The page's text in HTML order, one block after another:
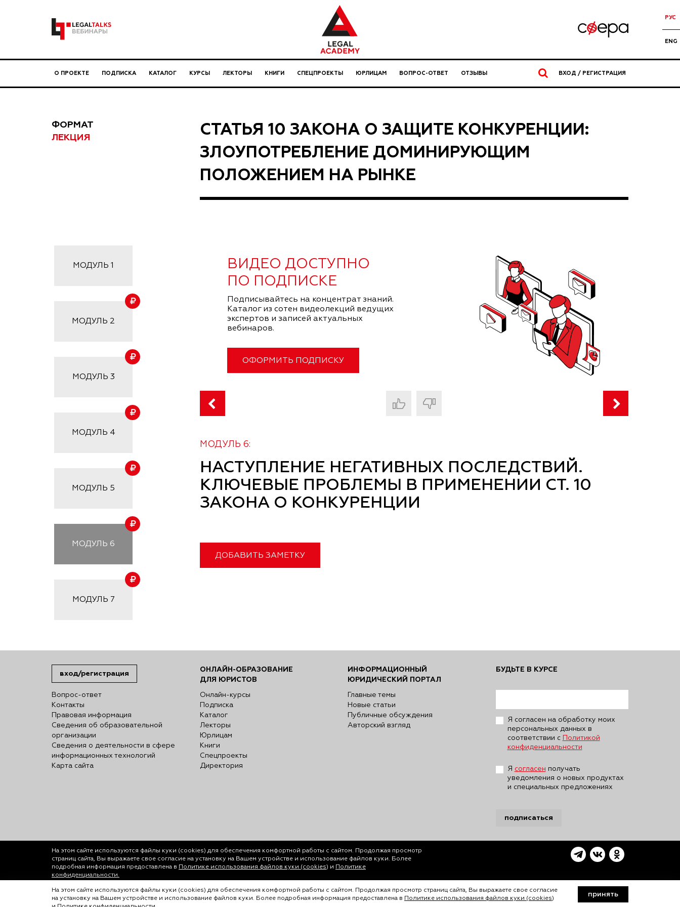
РУС
ENG
О ПРОЕКТЕ ПОДПИСКА КАТАЛОГ КУРСЫ ЛЕКТОРЫ КНИГИ СПЕЦПРОЕКТЫ ЮРЛИЦАМ ВОПРОС-ОТВЕТ ОТЗЫВЫ ВХОД / РЕГИСТРАЦИЯ
ФОРМАТ
ЛЕКЦИЯ
СТАТЬЯ 10 ЗАКОНА О ЗАЩИТЕ КОНКУРЕНЦИИ:
ЗЛОУПОТРЕБЛЕНИЕ ДОМИНИРУЮЩИМ
ПОЛОЖЕНИЕМ НА РЫНКЕ
МОДУЛЬ 1
МОДУЛЬ 2
МОДУЛЬ 3
МОДУЛЬ 4
МОДУЛЬ 5
МОДУЛЬ 6
МОДУЛЬ 7
ВИДЕО ДОСТУПНО
ПО ПОДПИСКЕ
Подписывайтесь на концентрат знаний.
Каталог из сотен видеолекций ведущих
экспертов и записей актуальных
вебинаров.
ОФОРМИТЬ ПОДПИСКУ
МОДУЛЬ 6:
НАСТУПЛЕНИЕ НЕГАТИВНЫХ ПОСЛЕДСТВИЙ.
КЛЮЧЕВЫЕ ПРОБЛЕМЫ В ПРИМЕНЕНИИ СТ. 10
ЗАКОНА О КОНКУРЕНЦИИ
ДОБАВИТЬ ЗАМЕТКУ
вход/регистрация
Вопрос-ответ
Контакты
Правовая информация
Сведения об образовательной
организации
Сведения о деятельности в сфере
информационных технологий
Карта сайта
ОНЛАЙН-ОБРАЗОВАНИЕ
ДЛЯ ЮРИСТОВ
Онлайн-курсы
Подписка
Каталог
Лекторы
Юрлицам
Книги
Спецпроекты
Директория
ИНФОРМАЦИОННЫЙ
ЮРИДИЧЕСКИЙ ПОРТАЛ
Главные темы
Новые статьи
Публичные обсуждения
Авторский взгляд
БУДЬТЕ В КУРСЕ
Я согласен на обработку моих
персональных данных в
соответствии с Политикой
конфиденциальности
Я согласен получать
уведомления о новых продуктах
и специальных предложениях
подписаться
На этом сайте используются файлы куки (cookies) для обеспечения комфортной работы с сайтом. Продолжая просмотр
страниц сайта, Вы выражаете свое согласие на установку на Вашем устройстве и использование файлов куки. Более
подробная информация предоставлена в Политике использования файлов куки (cookies) и Политике
конфиденциальности.
© ООО «Лигал Академия» 2016-2026.
Любое использование объектов сайта допускается только с согласия ООО «Лигал Академия».
На этом сайте используются файлы куки (cookies) для обеспечения комфортной работы с сайтом. Продолжая просмотр страниц сайта, Вы выражаете свое согласие
на установку на Вашем устройстве и использование файлов куки. Более подробная информация предоставлена в Политике использования файлов куки (cookies)
принять